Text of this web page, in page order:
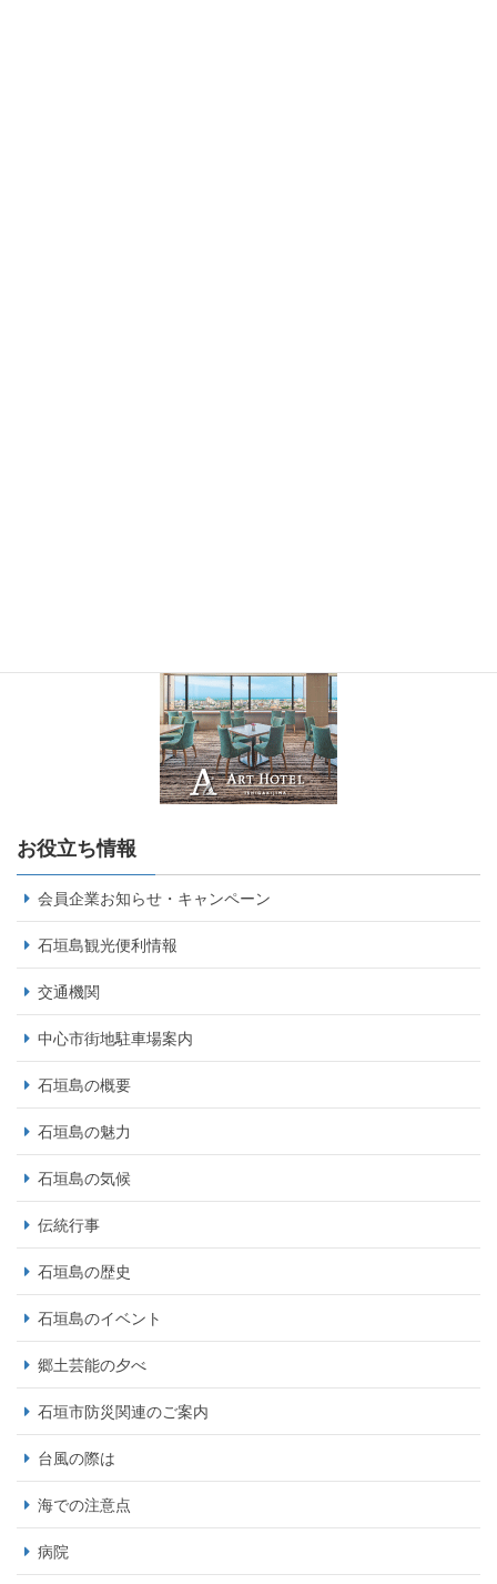
お役立ち情報
会員企業お知らせ・キャンペーン
石垣島観光便利情報
交通機関
中心市街地駐車場案内
石垣島の概要
石垣島の魅力
石垣島の気候
伝統行事
石垣島の歴史
石垣島のイベント
郷土芸能の夕べ
石垣市防災関連のご案内
台風の際は
海での注意点
病院